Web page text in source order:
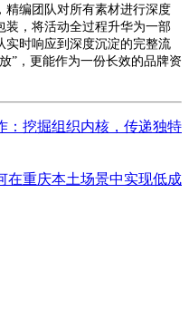
精编团队对所有素材进行深度
装，将活动全过程升华为一部
实时响应到深度沉淀的完整流
”，更能作为一份长效的品牌资
：挖掘组织内核，传递独特
在重庆本土场景中实现低成